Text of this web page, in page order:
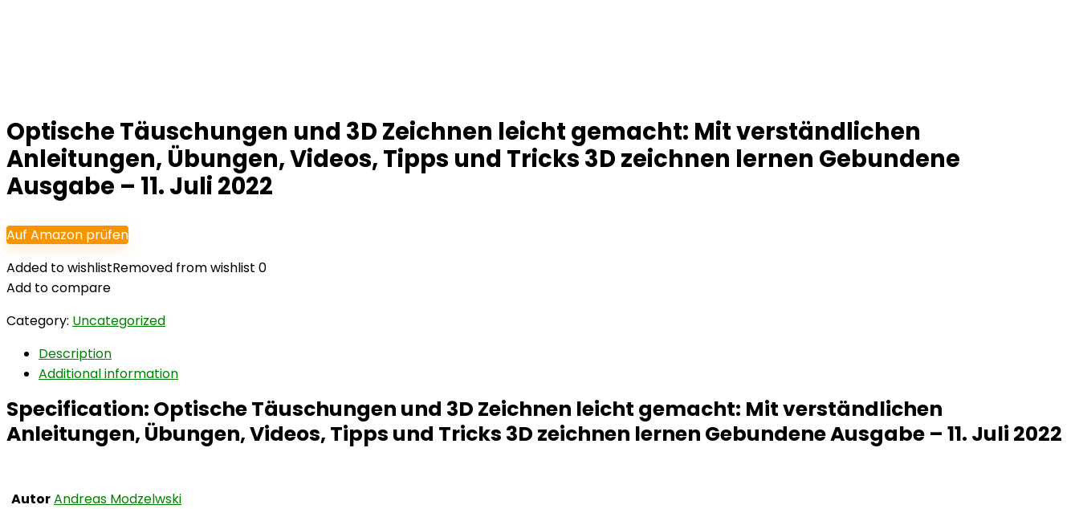
Optische Täuschungen und 3D Zeichnen leicht gemacht: Mit verständlichen
Anleitungen, Übungen, Videos, Tipps und Tricks 3D zeichnen lernen Gebundene
Ausgabe – 11. Juli 2022
Auf Amazon prüfen
Added to wishlistRemoved from wishlist 0
Add to compare
Category: Uncategorized
Description
Additional information
Specification: Optische Täuschungen und 3D Zeichnen leicht gemacht: Mit verständlichen
Anleitungen, Übungen, Videos, Tipps und Tricks 3D zeichnen lernen Gebundene Ausgabe – 11. Juli 2022
AutorAndreas Modzelwski